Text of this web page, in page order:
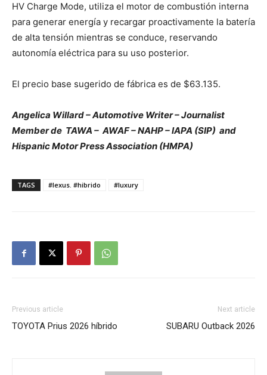
HV Charge Mode, utiliza el motor de combustión interna
para generar energía y recargar proactivamente la batería
de alta tensión mientras se conduce, reservando
autonomía eléctrica para su uso posterior.
El precio base sugerido de fábrica es de $63.135.
Angelica Willard – Automotive Writer – Journalist
Member de TAWA – AWAF – NAHP – IAPA (SIP) and
Hispanic Motor Press Association (HMPA)
TAGS #lexus. #hibrido #luxury
Previous article
TOYOTA Prius 2026 híbrido
Next article
SUBARU Outback 2026